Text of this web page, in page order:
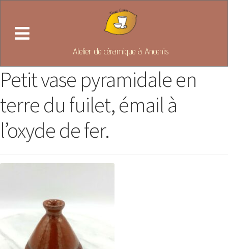
Atelier de céramique à Ancenis
Petit vase pyramidale en
terre du fuilet, émail à
l’oxyde de fer.